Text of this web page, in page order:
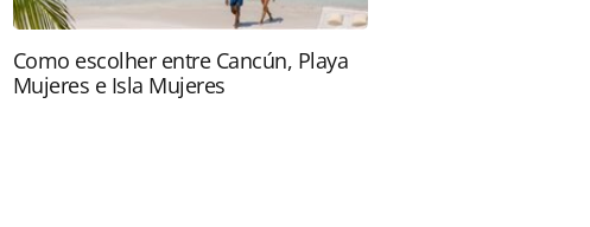
Como escolher entre Cancún, Playa
Mujeres e Isla Mujeres